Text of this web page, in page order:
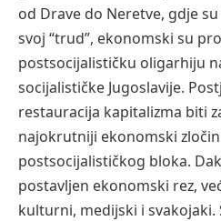
od Drave do Neretve, gdje
svoj “trud”, ekonomski su
postsocijalističku oligarhiju
socijalističke Jugoslavije.
restauracija kapitalizma biti
najokrutniji ekonomski
postsocijalističkog bloka.
postavljen ekonomski rez,
kulturni, medijski i svakojaki.